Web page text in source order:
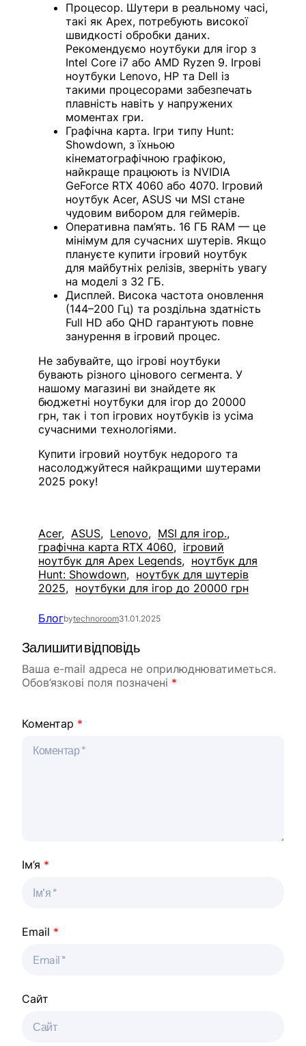
Процесор. Шутери в реальному часі,
такі як Apex, потребують високої
швидкості обробки даних.
Рекомендуємо ноутбуки для ігор з
Intel Core i7 або AMD Ryzen 9. Ігрові
ноутбуки Lenovo, HP та Dell із
такими процесорами забезпечать
плавність навіть у напружених
моментах гри.
Графічна карта. Ігри типу Hunt:
Showdown, з їхньою
кінематографічною графікою,
найкраще працюють із NVIDIA
GeForce RTX 4060 або 4070. Ігровий
ноутбук Acer, ASUS чи MSI стане
чудовим вибором для геймерів.
Оперативна пам’ять. 16 ГБ RAM — це
мінімум для сучасних шутерів. Якщо
плануєте купити ігровий ноутбук
для майбутніх релізів, зверніть увагу
на моделі з 32 ГБ.
Дисплей. Висока частота оновлення
(144–200 Гц) та роздільна здатність
Full HD або QHD гарантують повне
занурення в ігровий процес.
Не забувайте, що ігрові ноутбуки
бувають різного цінового сегмента. У
нашому магазині ви знайдете як
бюджетні ноутбуки для ігор до 20000
грн, так і топ ігрових ноутбуків із усіма
сучасними технологіями.
Купити ігровий ноутбук недорого та
насолоджуйтеся найкращими шутерами
2025 року!
Acer ASUS Lenovo
MSI для ігор.
графічна карта RTX 4060
ігровий
ноутбук для Apex Legends
ноутбук для
Hunt: Showdown
ноутбук для шутерів
2025
ноутбуки для ігор до 20000 грн
Блогbytechnoroom31.01.2025
Залишити відповідь
Ваша e-mail адреса не оприлюднюватиметься.
Обов’язкові поля позначені *
Коментар *
Ім’я *
Email *
Сайт